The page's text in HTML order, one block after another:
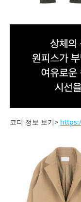
코디 정보 보기>